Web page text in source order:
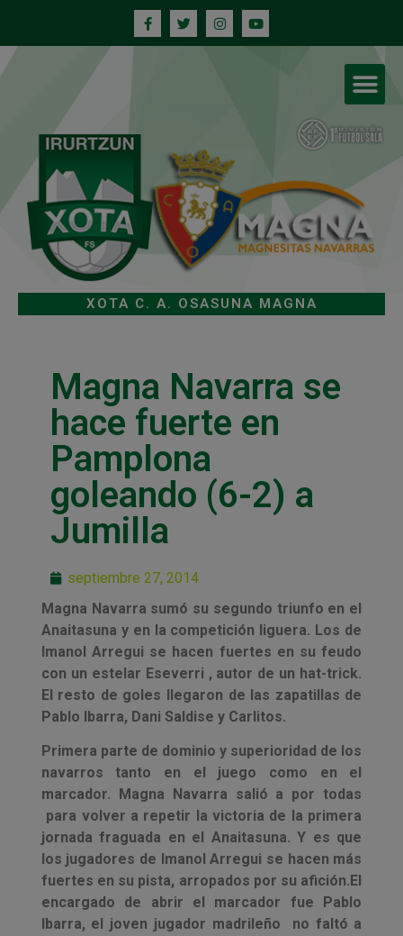
XOTA C. A. OSASUNA MAGNA
Magna Navarra se
hace fuerte en
Pamplona
goleando (6-2) a
Jumilla
septiembre 27, 2014
Magna Navarra sumó su segundo triunfo en el
Anaitasuna y en la competición liguera. Los de
Imanol Arregui se hacen fuertes en su feudo
con un estelar Eseverri , autor de un hat-trick.
El resto de goles llegaron de las zapatillas de
Pablo Ibarra, Dani Saldise y Carlitos.
Primera parte de dominio y superioridad de los
navarros tanto en el juego como en el
marcador. Magna Navarra salió a por todas
para volver a repetir la victoria de la primera
jornada fraguada en el Anaitasuna. Y es que
los jugadores de Imanol Arregui se hacen más
fuertes en su pista, arropados por su afición.El
encargado de abrir el marcador fue Pablo
Ibarra, el joven jugador madrileño no faltó a